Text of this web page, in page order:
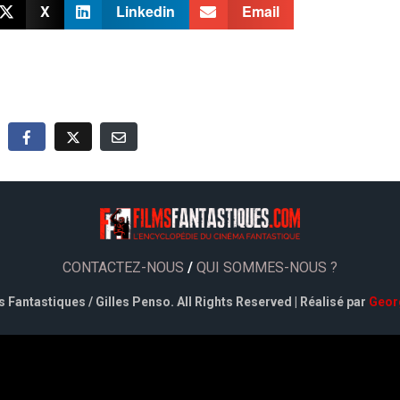
X Linkedin Email
CONTACTEZ-NOUS / QUI SOMMES-NOUS ?
Fantastiques / Gilles Penso. All Rights Reserved | Réalisé par